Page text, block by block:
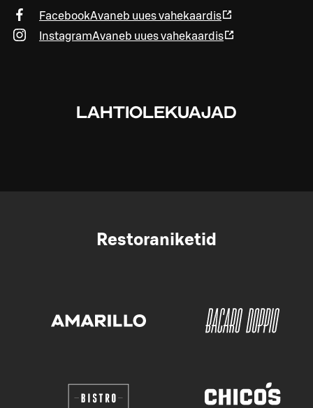
FacebookAvaneb uues vahekaardis
InstagramAvaneb uues vahekaardis
LAHTIOLEKUAJAD
Restoraniketid